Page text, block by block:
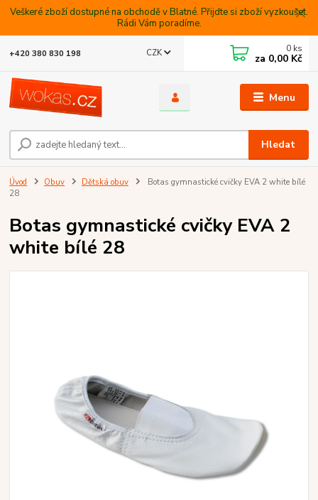
Veškeré zboží dostupné na obchodě v Blatné. Přijdte si zboží vyzkoušet.
Rádi Vám poradíme.
Menu
CZK
Hledat
+420 380 830 198 0 ks
za 0,00 Kč
Úvod Obuv Dětská obuv
Botas gymnastické cvičky EVA 2 white bílé
28
Botas gymnastické cvičky EVA 2
white bílé 28